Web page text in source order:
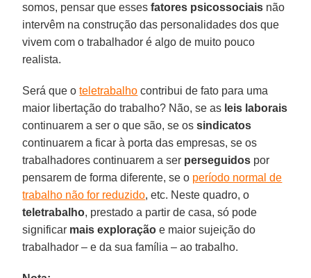
somos, pensar que essesfatores psicossociais não
intervêm na construção das personalidades dos que
vivem com o trabalhador é algo de muito pouco
realista.
Será que oteletrabalho contribui de fato para uma
maior libertação do trabalho? Não, se as leis laborais
continuarem a ser o que são, se ossindicatos
continuarem a ficar à porta das empresas, se os
trabalhadores continuarem a ser perseguidos por
pensarem de forma diferente, se o período normal de
trabalho não for reduzido, etc. Neste quadro, o
teletrabalho, prestado a partir de casa, só pode
significar mais exploração e maior sujeição do
trabalhador – e da sua família – ao trabalho.